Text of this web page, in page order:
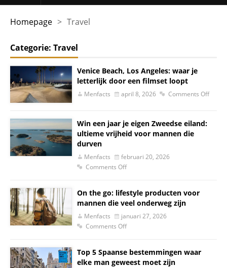
Homepage > Travel
Categorie: Travel
Venice Beach, Los Angeles: waar je
letterlijk door een filmset loopt
Menfacts april 8, 2026 Comments Off
Win een jaar je eigen Zweedse eiland:
ultieme vrijheid voor mannen die
durven
Menfacts
februari 20, 2026
Comments Off
On the go: lifestyle producten voor
mannen die veel onderweg zijn
Menfacts
januari 27, 2026
Comments Off
Top 5 Spaanse bestemmingen waar
elke man geweest moet zijn